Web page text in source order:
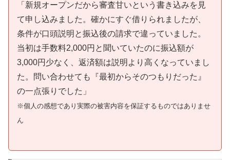
「新規オープンだから審査甘いという書き込みを見
て申し込みました。確かにすぐ借りられましたが、
条件が口頭説明と振込後の請求で違っていました。
当初は手数料2,000円と聞いていたのに振込額が
3,000円少なく、返済額は説明より高くなっていまし
た。問い合わせても『最初からそのつもりだった』
の一点張りでした」
※個人の感想であり実際の被害内容を保証するものではありませ
ん